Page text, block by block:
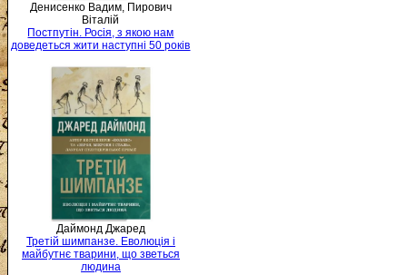
Денисенко Вадим, Пирович
Віталій
Постпутін. Росія, з якою нам
доведеться жити наступні 50 років
Даймонд Джаред
Третій шимпанзе. Еволюція і
майбутнє тварини, що зветься
людина